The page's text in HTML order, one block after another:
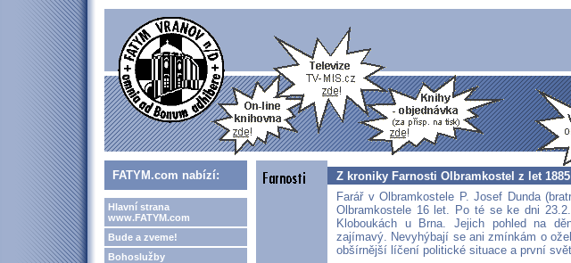
FATYM.com nabízí:
Hlavní strana
www.FATYM.com
Bude a zveme!
Bohoslužby
Z kroniky Farnosti Olbramkostel z let 1885
Farář v Olbramkostele P. Josef Dunda
Olbramkostele 16 let. Po té se ke dni
Kloboukách u Brna. Jejich pohled na
zajímavý. Nevyhýbají se ani zmínkám o
obšírnější líčení politické situace a první